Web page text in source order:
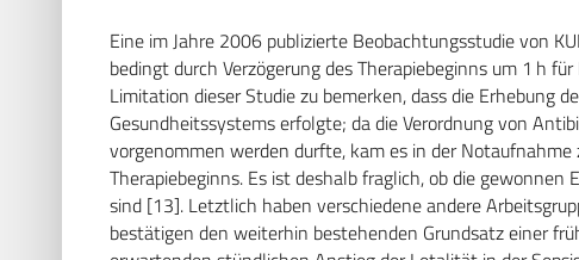
Eine im Jahre 2006 publizierte Beobachtungsstudie von
bedingt durch Verzögerung des Therapiebeginns um 1 h
Limitation dieser Studie zu bemerken, dass die Erhebung
Gesundheitssystems erfolgte; da die Verordnung von
vorgenommen werden durfte, kam es in der
Therapiebeginns. Es ist deshalb fraglich, ob die
sind [13]. Letztlich haben verschiedene andere
bestätigen den weiterhin bestehenden Grundsatz einer